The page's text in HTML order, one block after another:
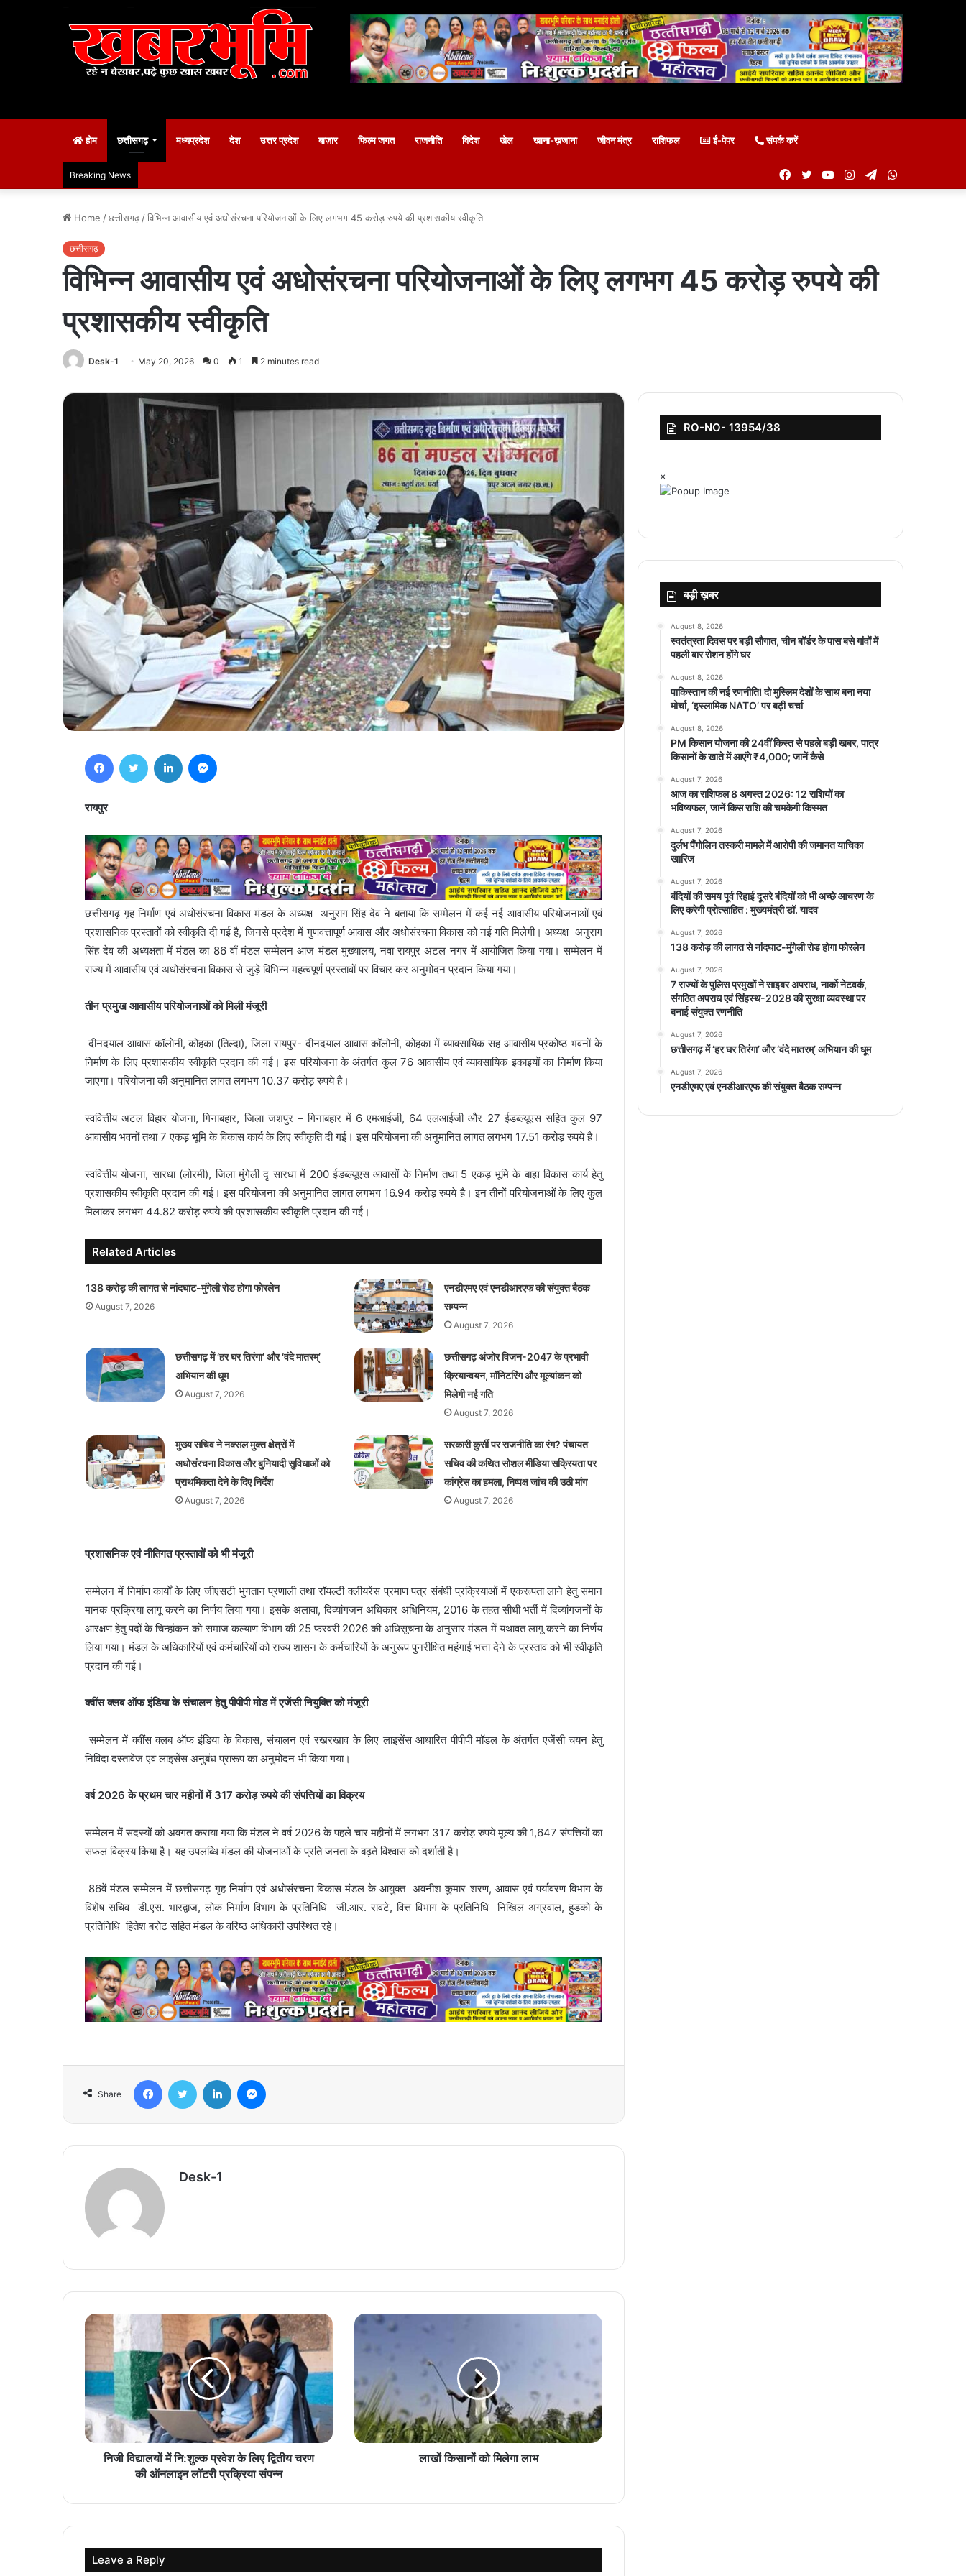
होम छत्तीसगढ़ मध्यप्रदेश देश उत्तर प्रदेश बाज़ार फिल्म जगत राजनीति विदेश खेल खाना-ख़जाना जीवन मंत्र राशिफल ई-पेपर संपर्क करें
Breaking News Telegram
Instagram
YouTube
Twitter
Facebook
Home /छत्तीसगढ़ /विभिन्न आवासीय एवं अधोसंरचना परियोजनाओं के लिए लगभग 45 करोड़ रुपये की प्रशासकीय स्वीकृति
छत्तीसगढ़
विभिन्न आवासीय एवं अधोसंरचना परियोजनाओं के लिए लगभग 45 करोड़ रुपये की
प्रशासकीय स्वीकृति
Desk-1 May 20, 2026 0 1 2 minutes read
रायपुर
छत्तीसगढ़ गृह निर्माण एवं अधोसंरचना विकास मंडल के अध्यक्ष अनुराग सिंह देव ने बताया कि सम्मेलन में कई नई आवासीय परियोजनाओं एवं
प्रशासनिक प्रस्तावों को स्वीकृति दी गई है, जिनसे प्रदेश में गुणवत्तापूर्ण आवास और अधोसंरचना विकास को नई गति मिलेगी। अध्यक्ष अनुराग
सिंह देव की अध्यक्षता में मंडल का 86 वाँ मंडल सम्मेलन आज मंडल मुख्यालय, नवा रायपुर अटल नगर में आयोजित किया गया। सम्मेलन में
राज्य में आवासीय एवं अधोसंरचना विकास से जुड़े विभिन्न महत्वपूर्ण प्रस्तावों पर विचार कर अनुमोदन प्रदान किया गया।
तीन प्रमुख आवासीय परियोजनाओं को मिली मंजूरी
दीनदयाल आवास कॉलोनी, कोहका (तिल्दा), जिला रायपुर- दीनदयाल आवास कॉलोनी, कोहका में व्यावसायिक सह आवासीय प्रकोष्ठ भवनों के
निर्माण के लिए प्रशासकीय स्वीकृति प्रदान की गई। इस परियोजना के अंतर्गत कुल 76 आवासीय एवं व्यावसायिक इकाइयों का निर्माण किया
जाएगा। परियोजना की अनुमानित लागत लगभग 10.37 करोड़ रुपये है।
स्ववित्तीय अटल विहार योजना, गिनाबहार, जिला जशपुर – गिनाबहार में 6 एमआईजी, 64 एलआईजी और 27 ईडब्ल्यूएस सहित कुल 97
आवासीय भवनों तथा 7 एकड़ भूमि के विकास कार्य के लिए स्वीकृति दी गई। इस परियोजना की अनुमानित लागत लगभग 17.51 करोड़ रुपये है।
स्ववित्तीय योजना, सारधा (लोरमी), जिला मुंगेली दृ सारधा में 200 ईडब्ल्यूएस आवासों के निर्माण तथा 5 एकड़ भूमि के बाह्य विकास कार्य हेतु
प्रशासकीय स्वीकृति प्रदान की गई। इस परियोजना की अनुमानित लागत लगभग 16.94 करोड़ रुपये है। इन तीनों परियोजनाओं के लिए कुल
मिलाकर लगभग 44.82 करोड़ रुपये की प्रशासकीय स्वीकृति प्रदान की गई।
Related Articles
138 करोड़ की लागत से नांदघाट-मुंगेली रोड होगा फोरलेन
August 7, 2026
एनडीएमए एवं एनडीआरएफ की संयुक्त बैठक
सम्पन्न
August 7, 2026
छत्तीसगढ़ में ‘हर घर तिरंगा’ और ‘वंदे मातरम्’
अभियान की धूम
August 7, 2026
छत्तीसगढ़ अंजोर विजन-2047 के प्रभावी
क्रियान्वयन, मॉनिटरिंग और मूल्यांकन को
मिलेगी नई गति
August 7, 2026
मुख्य सचिव ने नक्सल मुक्त क्षेत्रों में
अधोसंरचना विकास और बुनियादी सुविधाओं को
प्राथमिकता देने के दिए निर्देश
August 7, 2026
सरकारी कुर्सी पर राजनीति का रंग? पंचायत
सचिव की कथित सोशल मीडिया सक्रियता पर
कांग्रेस का हमला, निष्पक्ष जांच की उठी मांग
August 7, 2026
प्रशासनिक एवं नीतिगत प्रस्तावों को भी मंजूरी
सम्मेलन में निर्माण कार्यों के लिए जीएसटी भुगतान प्रणाली तथा रॉयल्टी क्लीयरेंस प्रमाण पत्र संबंधी प्रक्रियाओं में एकरूपता लाने हेतु समान
मानक प्रक्रिया लागू करने का निर्णय लिया गया। इसके अलावा, दिव्यांगजन अधिकार अधिनियम, 2016 के तहत सीधी भर्ती में दिव्यांगजनों के
आरक्षण हेतु पदों के चिन्हांकन को समाज कल्याण विभाग की 25 फरवरी 2026 की अधिसूचना के अनुसार मंडल में यथावत लागू करने का निर्णय
लिया गया। मंडल के अधिकारियों एवं कर्मचारियों को राज्य शासन के कर्मचारियों के अनुरूप पुनरीक्षित महंगाई भत्ता देने के प्रस्ताव को भी स्वीकृति
प्रदान की गई।
क्वींस क्लब ऑफ इंडिया के संचालन हेतु पीपीपी मोड में एजेंसी नियुक्ति को मंजूरी
सम्मेलन में क्वींस क्लब ऑफ इंडिया के विकास, संचालन एवं रखरखाव के लिए लाइसेंस आधारित पीपीपी मॉडल के अंतर्गत एजेंसी चयन हेतु
निविदा दस्तावेज एवं लाइसेंस अनुबंध प्रारूप का अनुमोदन भी किया गया।
वर्ष 2026 के प्रथम चार महीनों में 317 करोड़ रुपये की संपत्तियों का विक्रय
सम्मेलन में सदस्यों को अवगत कराया गया कि मंडल ने वर्ष 2026 के पहले चार महीनों में लगभग 317 करोड़ रुपये मूल्य की 1,647 संपत्तियों का
सफल विक्रय किया है। यह उपलब्धि मंडल की योजनाओं के प्रति जनता के बढ़ते विश्वास को दर्शाती है।
86वें मंडल सम्मेलन में छत्तीसगढ़ गृह निर्माण एवं अधोसंरचना विकास मंडल के आयुक्त अवनीश कुमार शरण, आवास एवं पर्यावरण विभाग के
विशेष सचिव डी.एस. भारद्वाज, लोक निर्माण विभाग के प्रतिनिधि जी.आर. रावटे, वित्त विभाग के प्रतिनिधि निखिल अग्रवाल, हुडको के
प्रतिनिधि हितेश बरोट सहित मंडल के वरिष्ठ अधिकारी उपस्थित रहे।
Share
Desk-1
निजी विद्यालयों में नि:शुल्क प्रवेश के लिए द्वितीय चरण
की ऑनलाइन लॉटरी प्रक्रिया संपन्न
लाखों किसानों को मिलेगा लाभ
Leave a Reply
RO-NO- 13954/38
×
बड़ी ख़बर
August 8, 2026
स्वतंत्रता दिवस पर बड़ी सौगात, चीन बॉर्डर के पास बसे गांवों में
पहली बार रोशन होंगे घर
August 8, 2026
पाकिस्तान की नई रणनीति! दो मुस्लिम देशों के साथ बना नया
मोर्चा, ‘इस्लामिक NATO’ पर बढ़ी चर्चा
August 8, 2026
PM किसान योजना की 24वीं किस्त से पहले बड़ी खबर, पात्र
किसानों के खाते में आएंगे ₹4,000; जानें कैसे
August 7, 2026
आज का राशिफल 8 अगस्त 2026: 12 राशियों का
भविष्यफल, जानें किस राशि की चमकेगी किस्मत
August 7, 2026
दुर्लभ पैंगोलिन तस्करी मामले में आरोपी की जमानत याचिका
खारिज
August 7, 2026
बंदियों की समय पूर्व रिहाई दूसरे बंदियों को भी अच्छे आचरण के
लिए करेगी प्रोत्साहित : मुख्यमंत्री डॉ. यादव
August 7, 2026
138 करोड़ की लागत से नांदघाट-मुंगेली रोड होगा फोरलेन
August 7, 2026
7 राज्यों के पुलिस प्रमुखों ने साइबर अपराध, नार्को नेटवर्क,
संगठित अपराध एवं सिंहस्थ-2028 की सुरक्षा व्यवस्था पर
बनाई संयुक्त रणनीति
August 7, 2026
छत्तीसगढ़ में ‘हर घर तिरंगा’ और ‘वंदे मातरम्’ अभियान की धूम
August 7, 2026
एनडीएमए एवं एनडीआरएफ की संयुक्त बैठक सम्पन्न